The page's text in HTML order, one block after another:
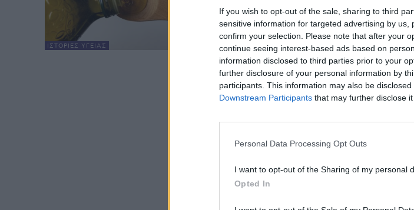
If you wish to opt-out of the sale, sharing to third
sensitive information for targeted advertising by
confirm your selection. Please note that after your
continue seeing interest-based ads based on
information disclosed to third parties prior to your
further disclosure of your personal information by
participants. This information may also be
Downstream Participants that may further disclose
Personal Data Processing Opt Outs
I want to opt-out of the Sharing of my personal
Opted In
ΙΣΤΟΡΊΕΣ ΥΓΕΊΑΣ
αποδειχθεί εξαιρετικής σημασίας για
ασθενειών του καρδιαγγειακού συστήματος.
Τούρκοι επιστήμονες, που συνεργάζονται